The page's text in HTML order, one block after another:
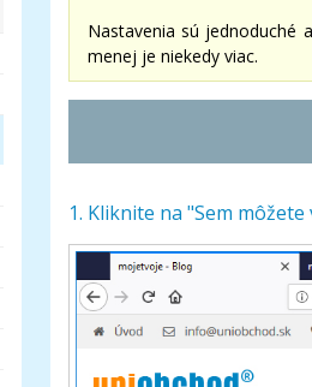
Nastavenia sú jednoduché
menej je niekedy viac.
1. Kliknite na "Sem